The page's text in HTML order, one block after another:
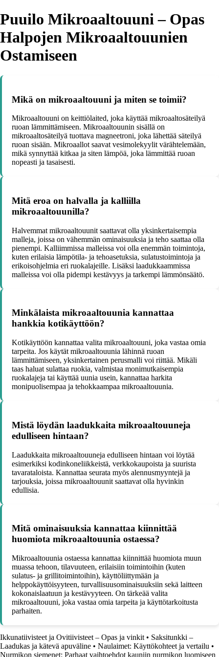
Puuilo Mikroaaltouuni – Opas
Halpojen Mikroaaltouunien
Ostamiseen
Mikä on mikroaaltouuni ja miten se toimii?
Mikroaaltouuni on keittiölaited, joka käyttää mikroaaltosäteilyä
ruoan lämmittämiseen. Mikroaaltouunin sisällä on
mikroaaltosäteilyä tuottava magneetroni, joka lähettää säteilyä
ruoan sisään. Mikroaallot saavat vesimolekyylit värähtelemään,
mikä synnyttää kitkaa ja siten lämpöä, joka lämmittää ruoan
nopeasti ja tasaisesti.
Mitä eroa on halvalla ja kalliilla
mikroaaltouunilla?
Halvemmat mikroaaltouunit saattavat olla yksinkertaisempia
malleja, joissa on vähemmän ominaisuuksia ja teho saattaa olla
pienempi. Kalliimmissa malleissa voi olla enemmän toimintoja,
kuten erilaisia lämpötila- ja tehoasetuksia, sulatustoimintoja ja
erikoisohjelmia eri ruokalajeille. Lisäksi laadukkaammissa
malleissa voi olla pidempi kestävyys ja tarkempi lämmönsäätö.
Minkälaista mikroaaltouunia kannattaa
hankkia kotikäyttöön?
Kotikäyttöön kannattaa valita mikroaaltouuni, joka vastaa omia
tarpeita. Jos käytät mikroaaltouunia lähinnä ruoan
lämmittämiseen, yksinkertainen perusmalli voi riittää. Mikäli
taas haluat sulattaa ruokia, valmistaa monimutkaisempia
ruokalajeja tai käyttää uunia usein, kannattaa harkita
monipuolisempaa ja tehokkaampaa mikroaaltouunia.
Mistä löydän laadukkaita mikroaaltouuneja
edulliseen hintaan?
Laadukkaita mikroaaltouuneja edulliseen hintaan voi löytää
esimerkiksi kodinkoneliikkeistä, verkkokaupoista ja suurista
tavarataloista. Kannattaa seurata myös alennusmyyntejä ja
tarjouksia, joissa mikroaaltouunit saattavat olla hyvinkin
edullisia.
Mitä ominaisuuksia kannattaa kiinnittää
huomiota mikroaaltouunia ostaessa?
Mikroaaltouunia ostaessa kannattaa kiinnittää huomiota muun
muassa tehoon, tilavuuteen, erilaisiin toimintoihin (kuten
sulatus- ja grillitoimintoihin), käyttöliittymään ja
helppokäyttöisyyteen, turvallisuusominaisuuksiin sekä laitteen
kokonaislaatuun ja kestävyyteen. On tärkeää valita
mikroaaltouuni, joka vastaa omia tarpeita ja käyttötarkoitusta
parhaiten.
Ikkunatiivisteet ja Ovitiivisteet – Opas ja vinkit • Saksitunkki –
Laadukas ja kätevä apuväline • Naulaimet: Käyttökohteet ja vertailu •
Nurmikon siemenet: Parhaat vaihtoehdot kauniin nurmikon luomiseen